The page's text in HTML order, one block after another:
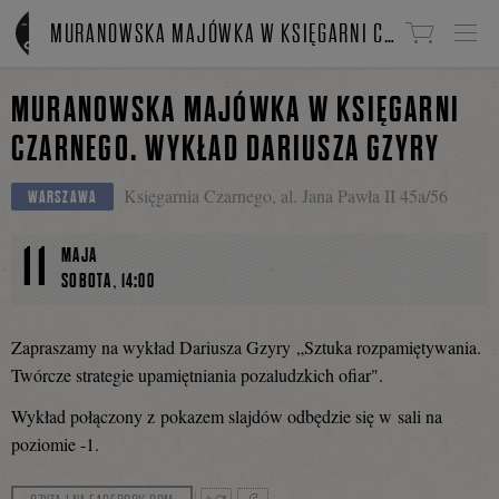
Linki do przejścia
MURANOWSKA MAJÓWKA W KSIĘGARNI CZARNEGO. WYKŁAD DARIUSZA GZYRY
MURANOWSKA MAJÓWKA W KSIĘGARNI
CZARNEGO. WYKŁAD DARIUSZA GZYRY
WARSZAWA Księgarnia Czarnego, al. Jana Pawła II 45a/56
11
MAJA
SOBOTA, 14:00
Zapraszamy na wykład Dariusza Gzyry „Sztuka rozpamiętywania.
Twórcze strategie upamiętniania pozaludzkich ofiar".
Wykład połączony z pokazem slajdów odbędzie się w sali na
poziomie -1.